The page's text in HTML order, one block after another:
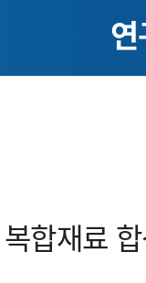
합재료